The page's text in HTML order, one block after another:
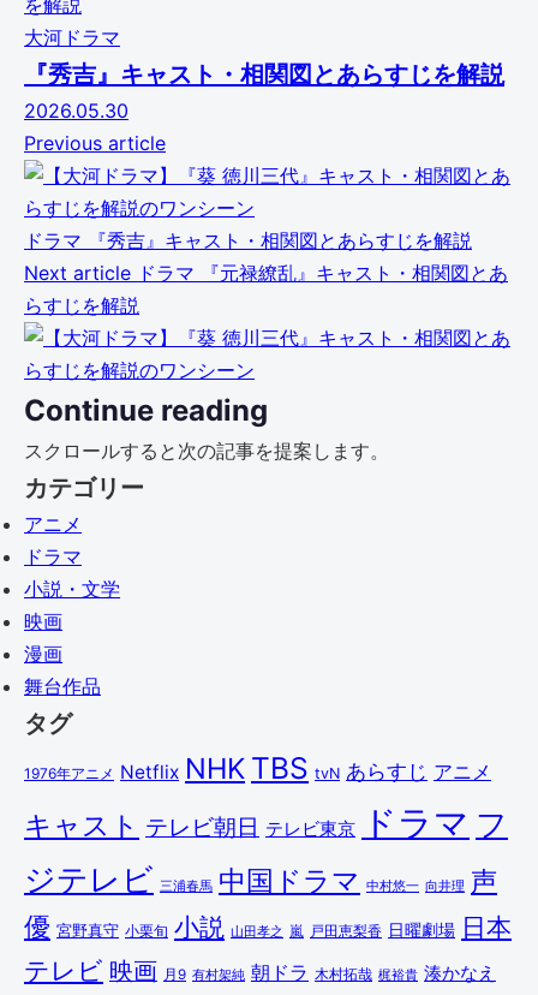
大河ドラマ
『秀吉』キャスト・相関図とあらすじを解説
2026.05.30
Previous article
ドラマ
『秀吉』キャスト・相関図とあらすじを解説
Next article ドラマ
『元禄繚乱』キャスト・相関図とあ
らすじを解説
Continue reading
スクロールすると次の記事を提案します。
カテゴリー
アニメ
ドラマ
小説・文学
映画
漫画
舞台作品
タグ
1976年アニメ Netflix NHK TBS tvN あらすじ アニメ
キャスト テレビ朝日 テレビ東京 ドラマ フ
ジテレビ 三浦春馬 中国ドラマ 中村悠一 向井理 声
優 宮野真守 小栗旬 小説 山田孝之 嵐 戸田恵梨香 日曜劇場 日本
テレビ 映画 月9 有村架純 朝ドラ 木村拓哉 梶裕貴 湊かなえ